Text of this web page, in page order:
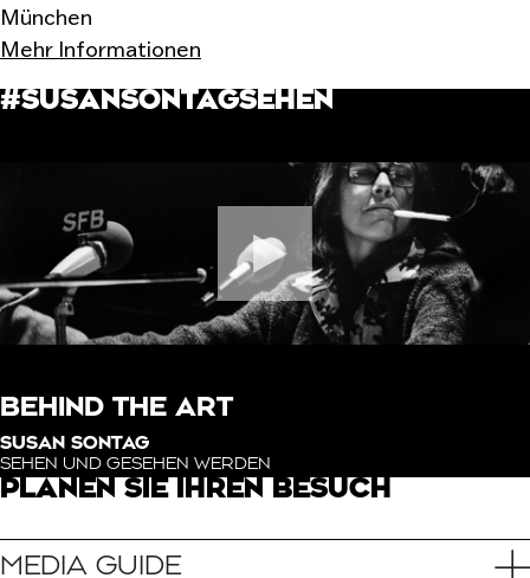
München
Mehr Informationen
#SUSANSONTAGSEHEN
BEHIND THE ART
SUSAN SONTAG
SEHEN UND GESEHEN WERDEN
PLANEN SIE IHREN BESUCH
MEDIA GUIDE